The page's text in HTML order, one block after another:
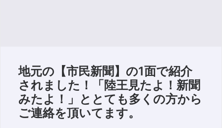
地元の【市民新聞】の1面で紹介
されました！「陸王見たよ！新聞
みたよ！」ととても多くの方から
ご連絡を頂いてます。